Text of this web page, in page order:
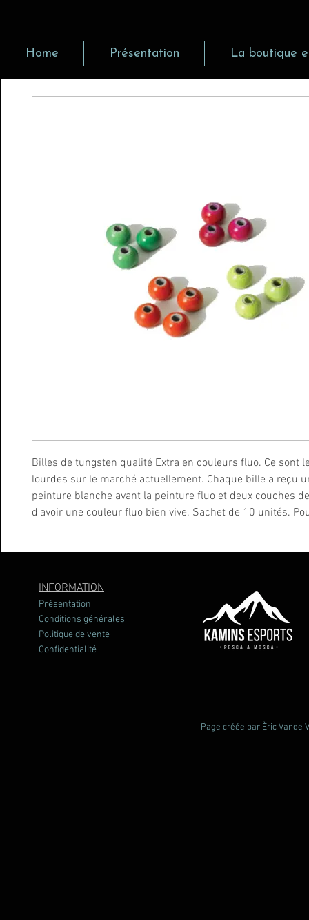
Home Présentation La boutique
Billes de tungsten qualité Extra en couleurs fluo. Ce sont
lourdes sur le marché actuellement. Chaque bille a reçu
peinture blanche avant la peinture fluo et deux couches
d'avoir une couleur fluo bien vive. Sachet de 10 unités.
INFORMATION
Présentation
Conditions générales
Politique de vente
Confidentialité
Page créée par Èric Vande